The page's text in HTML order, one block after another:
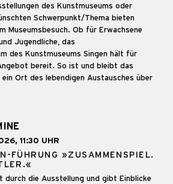
des Kunstmuseums oder
Schwerpunkt/Thema bieten
Museumsbesuch. Ob für Erwachsene
Jugendliche, das
des Kunstmuseums Singen hält für
bereit. So ist und bleibt das
ein Ort des lebendigen Austausches über
11:30 UHR
FÜHRUNG »ZUSAMMENSPIEL.
die Ausstellung und gibt Einblicke